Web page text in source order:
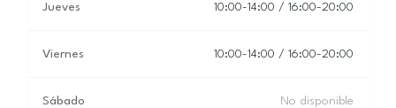
Jueves 10:00-14:00 / 16:00-20:00
Viernes 10:00-14:00 / 16:00-20:00
Sábado No disponible